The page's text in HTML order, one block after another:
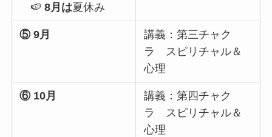
🍉8月は夏休み
⑤ 9月
講義：第三チャク
ラ スピリチャル＆
心理
⑥ 10月
講義：第四チャク
ラ スピリチャル＆
心理